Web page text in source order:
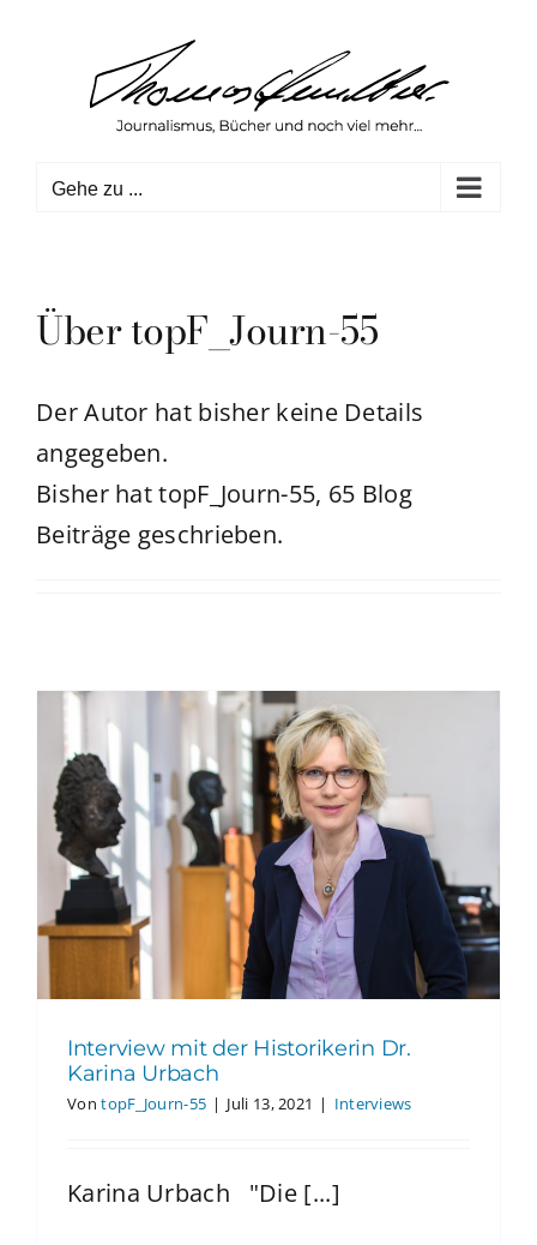
springen
Gehe zu ...
ÜbertopF_Journ-55
Der Autor hat bisher keine Details
angegeben.
Bisher hat topF_Journ-55, 65 Blog
Beiträge geschrieben.
Interview mit der Historikerin Dr.
Karina Urbach
VontopF_Journ-55 | Juli 13, 2021 | Interviews
Karina Urbach "Die [...]